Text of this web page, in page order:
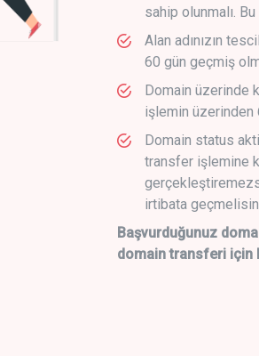
sahip olunmalı.
Alan adınızın
60 gün geçmiş
Domain üzerinde
işlemin üzerinden
Domain status
transfer işlemine
irtibata
Başvurduğunuz
domain transferi için